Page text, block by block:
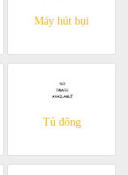
Máy hút bụi
Tủ đông